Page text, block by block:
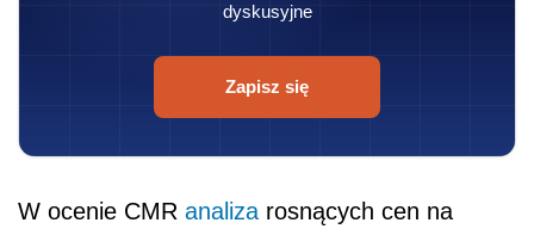
dyskusyjne
Zapisz się
W ocenie CMR analiza rosnących cen na